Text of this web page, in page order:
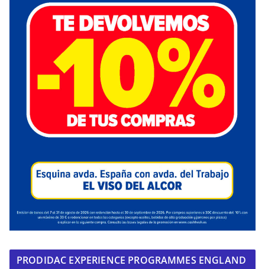
PRODIDAC EXPERIENCE PROGRAMMES ENGLAND